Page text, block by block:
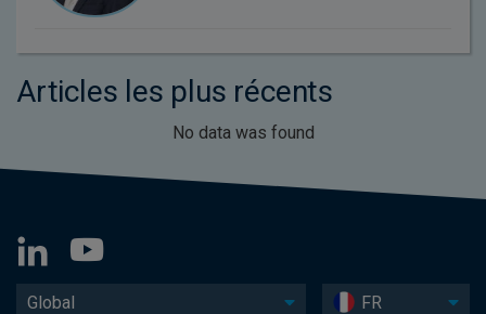
Articles les plus récents
No data was found
Global FR